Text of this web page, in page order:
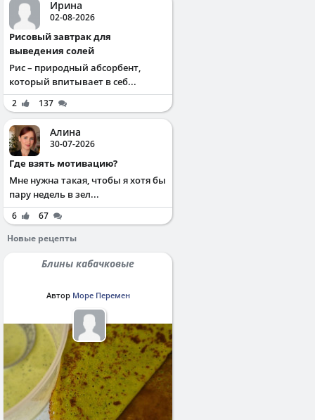
Ирина
02-08-2026
Рисовый завтрак для
выведения солей
Рис – природный абсорбент,
который впитывает в себ...
2 137
Алина
30-07-2026
Где взять мотивацию?
Мне нужна такая, чтобы я хотя бы
пару недель в зел...
6
67
Новые рецепты
Блины кабачковые
Автор Море Перемен